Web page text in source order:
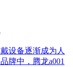
设备逐渐成为人
牌中，腾龙a001